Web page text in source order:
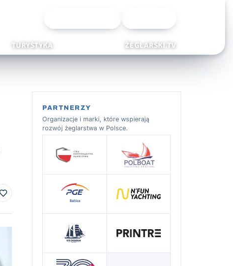
TURYSTYKA ŻEGLARSKI.TV
Do ulubionych
PARTNERZY
Organizacje i marki, które wspierają
rozwój żeglarstwa w Polsce.